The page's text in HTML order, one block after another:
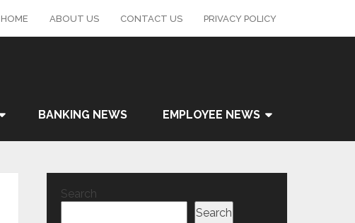
HOME ABOUT US CONTACT US PRIVACY POLICY
BANKING NEWS EMPLOYEE NEWS
Search
Search